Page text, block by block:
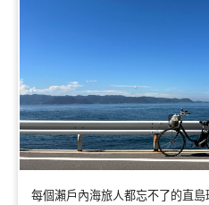
每個瀨戶內海旅人都忘不了的直